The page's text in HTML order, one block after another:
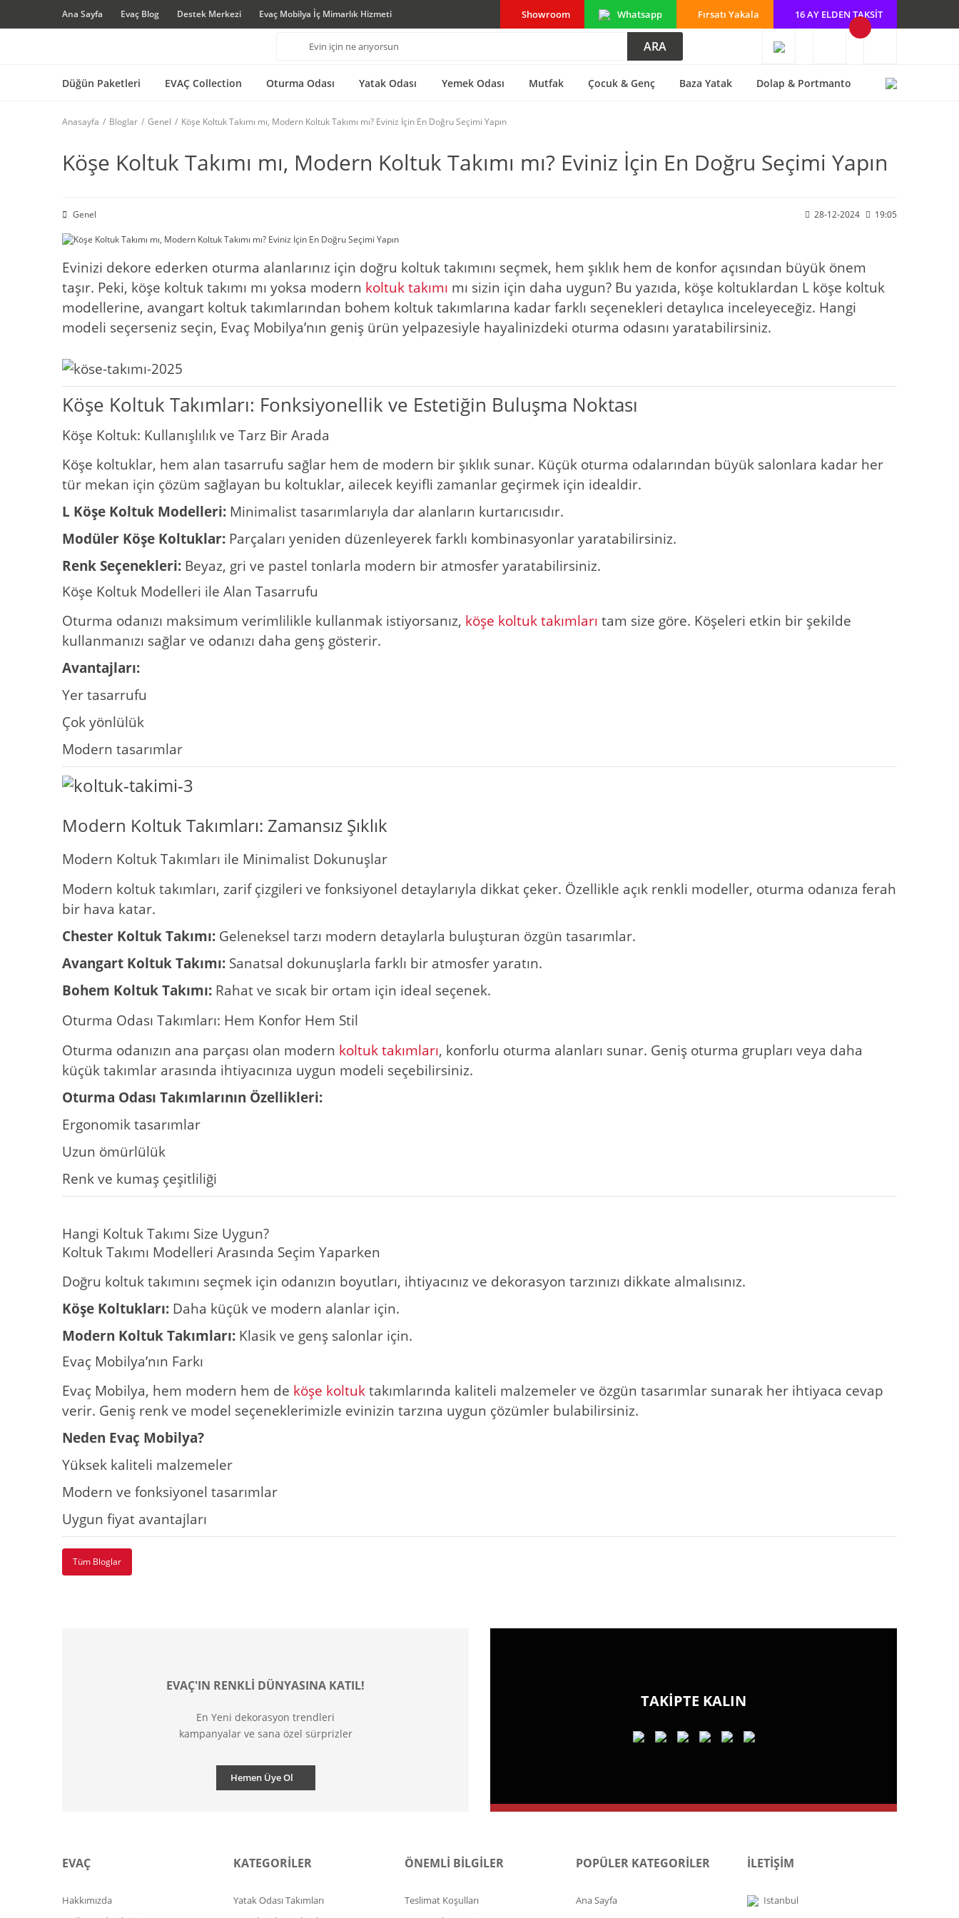
Ana Sayfa Evaç Blog Destek Merkezi Evaç Mobilya İç Mimarlık Hizmeti Showroom Whatsapp Fırsatı Yakala 16 AY ELDEN TAKSİT
ARA
Düğün Paketleri EVAÇ Collection Oturma Odası Yatak Odası Yemek Odası Mutfak Çocuk & Genç Baza Yatak Dolap & Portmanto
Anasayfa Bloglar Genel Köşe Koltuk Takımı mı, Modern Koltuk Takımı mı? Eviniz İçin En Doğru Seçimi Yapın
Köşe Koltuk Takımı mı, Modern Koltuk Takımı mı? Eviniz İçin En Doğru Seçimi Yapın
Genel 28-12-2024 19:05
Evinizi dekore ederken oturma alanlarınız için doğru koltuk takımını seçmek, hem şıklık hem de konfor açısından büyük önem
taşır. Peki, köşe koltuk takımı mı yoksa modern koltuk takımı mı sizin için daha uygun? Bu yazıda, köşe koltuklardan L köşe koltuk
modellerine, avangart koltuk takımlarından bohem koltuk takımlarına kadar farklı seçenekleri detaylıca inceleyeceğiz. Hangi
modeli seçerseniz seçin, Evaç Mobilya’nın geniş ürün yelpazesiyle hayalinizdeki oturma odasını yaratabilirsiniz.
Köşe Koltuk Takımları: Fonksiyonellik ve Estetiğin Buluşma Noktası
Köşe Koltuk: Kullanışlılık ve Tarz Bir Arada
Köşe koltuklar, hem alan tasarrufu sağlar hem de modern bir şıklık sunar. Küçük oturma odalarından büyük salonlara kadar her
tür mekan için çözüm sağlayan bu koltuklar, ailecek keyifli zamanlar geçirmek için idealdir.
L Köşe Koltuk Modelleri: Minimalist tasarımlarıyla dar alanların kurtarıcısıdır.
Modüler Köşe Koltuklar: Parçaları yeniden düzenleyerek farklı kombinasyonlar yaratabilirsiniz.
Renk Seçenekleri: Beyaz, gri ve pastel tonlarla modern bir atmosfer yaratabilirsiniz.
Köşe Koltuk Modelleri ile Alan Tasarrufu
Oturma odanızı maksimum verimlilikle kullanmak istiyorsanız, köşe koltuk takımları tam size göre. Köşeleri etkin bir şekilde
kullanmanızı sağlar ve odanızı daha genş gösterir.
Avantajları:
Yer tasarrufu
Çok yönlülük
Modern tasarımlar
Modern Koltuk Takımları: Zamansız Şıklık
Modern Koltuk Takımları ile Minimalist Dokunuşlar
Modern koltuk takımları, zarif çizgileri ve fonksiyonel detaylarıyla dikkat çeker. Özellikle açık renkli modeller, oturma odanıza ferah
bir hava katar.
Chester Koltuk Takımı: Geleneksel tarzı modern detaylarla buluşturan özgün tasarımlar.
Avangart Koltuk Takımı: Sanatsal dokunuşlarla farklı bir atmosfer yaratın.
Bohem Koltuk Takımı: Rahat ve sıcak bir ortam için ideal seçenek.
Oturma Odası Takımları: Hem Konfor Hem Stil
Oturma odanızın ana parçası olan modern koltuk takımları, konforlu oturma alanları sunar. Geniş oturma grupları veya daha
küçük takımlar arasında ihtiyacınıza uygun modeli seçebilirsiniz.
Oturma Odası Takımlarının Özellikleri:
Ergonomik tasarımlar
Uzun ömürlülük
Renk ve kumaş çeşitliliği
Hangi Koltuk Takımı Size Uygun?
Koltuk Takımı Modelleri Arasında Seçim Yaparken
Doğru koltuk takımını seçmek için odanızın boyutları, ihtiyacınız ve dekorasyon tarzınızı dikkate almalısınız.
Köşe Koltukları: Daha küçük ve modern alanlar için.
Modern Koltuk Takımları: Klasik ve genş salonlar için.
Evaç Mobilya’nın Farkı
Evaç Mobilya, hem modern hem de köşe koltuk takımlarında kaliteli malzemeler ve özgün tasarımlar sunarak her ihtiyaca cevap
verir. Geniş renk ve model seçeneklerimizle evinizin tarzına uygun çözümler bulabilirsiniz.
Neden Evaç Mobilya?
Yüksek kaliteli malzemeler
Modern ve fonksiyonel tasarımlar
Uygun fiyat avantajları
Tüm Bloglar
EVAÇ'IN RENKLİ DÜNYASINA KATIL!
En Yeni dekorasyon trendleri
kampanyalar ve sana özel sürprizler
Hemen Üye Ol
TAKİPTE KALIN
EVAÇ
Hakkımızda
KATEGORİLER
Yatak Odası Takımları
ÖNEMLİ BİLGİLER
Teslimat Koşulları
POPÜLER KATEGORİLER
Ana Sayfa
İLETİŞİM
Istanbul